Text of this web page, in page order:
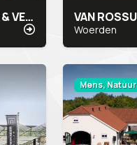
HOFCLUB WERKEN & VERGADEREN
Woerden
Mens, Natuur